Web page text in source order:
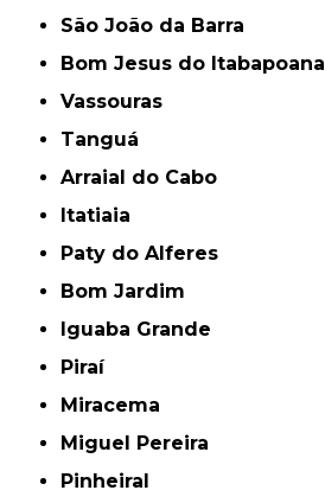
São João da Barra
Bom Jesus do Itabapoana
Vassouras
Tanguá
Arraial do Cabo
Itatiaia
Paty do Alferes
Bom Jardim
Iguaba Grande
Piraí
Miracema
Miguel Pereira
Pinheiral